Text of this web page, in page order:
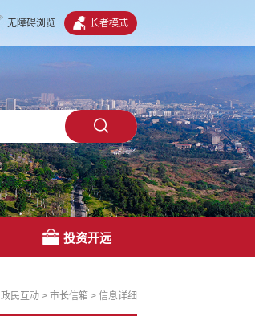
无障碍浏览 长者模式
投资开远
政民互动 > 市长信箱 > 信息详细